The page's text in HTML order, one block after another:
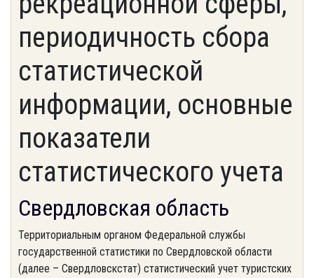
периодичность сбора
статистической
информации, основные
показатели
статистического учета
Свердловская область
Территориальным органом Федеральной службы
государственной статистики по Свердловской области
(далее – Свердловскстат) статистический учет туристских